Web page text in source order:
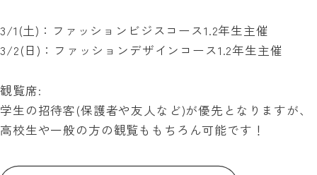
3/1(土)：ファッションビジスコース1.2年生主催
3/2(日)：ファッションデザインコース1.2年生主催
観覧席:
学生の招待客(保護者や友人など)が優先となりますが、
高校生や一般の方の観覧ももちろん可能です！